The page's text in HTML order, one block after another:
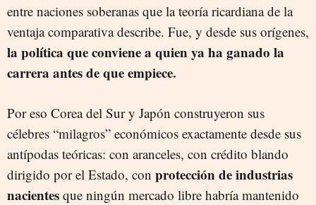
entre naciones soberanas que la teoría ricardiana de la
ventaja comparativa describe. Fue, y desde sus orígenes,
la política que conviene a quien ya ha ganado la
carrera antes de que empiece.
Por eso Corea del Sur y Japón construyeron sus
célebres “milagros” económicos exactamente desde sus
antípodas teóricas: con aranceles, con crédito blando
dirigido por el Estado, con protección de industrias
nacientes que ningún mercado libre habría mantenido